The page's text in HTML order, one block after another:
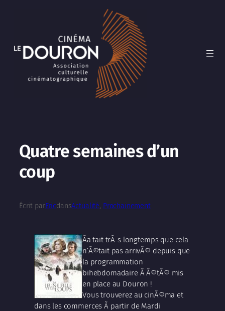
Quatre semaines d’un
coup
Écrit parEricdansActualité, Prochainement
Ãa fait trÃ¨s longtemps que cela
n’Ã©tait pas arrivÃ© depuis que
la programmation
bihebdomadaire Ã Ã©tÃ© mis
en place au Douron !
Vous trouverez au cinÃ©ma et
dans les commerces Ã partir de Mardi